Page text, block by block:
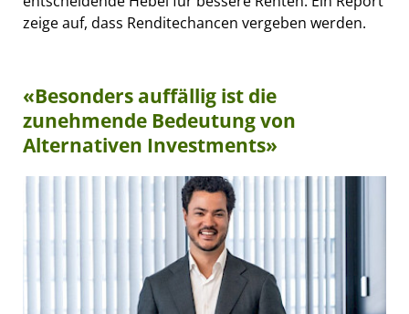
zeige auf, dass Renditechancen vergeben werden.
«Besonders auffällig ist die
zunehmende Bedeutung von
Alternativen Investments»